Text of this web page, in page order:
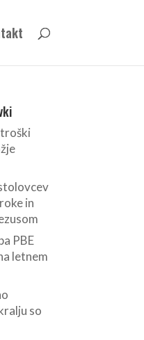
in
PBE
letnem
so